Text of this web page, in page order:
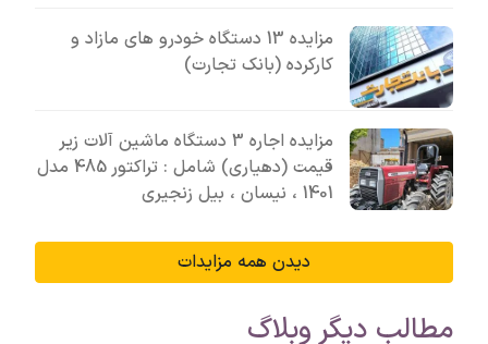
مزایده 13 دستگاه خودرو های مازاد و
کارکرده (بانک تجارت)
مزایده اجاره 3 دستگاه ماشین آلات زیر
قیمت (دهیاری) شامل : تراکتور 485 مدل
1401 ، نیسان ، بیل زنجیری
دیدن همه مزایدات
مطالب دیگر وبلاگ